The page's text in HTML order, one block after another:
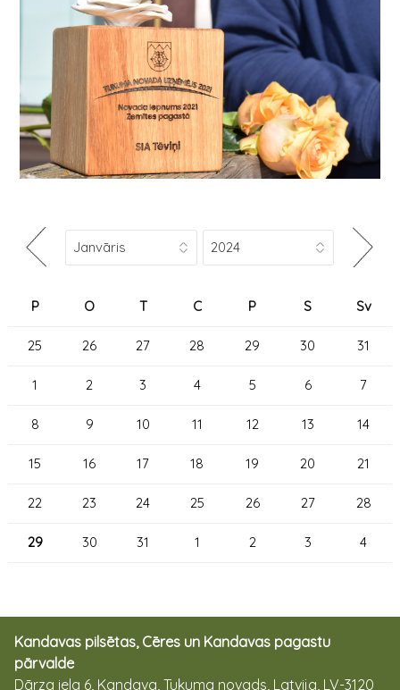
P O T C P S Sv
25 26 27 28 29 30 31
1 2 3 4 5 6 7
8 9 10 11 12 13 14
15 16 17 18 19 20 21
22 23 24 25 26 27 28
29 30 31 1 2 3 4
Kandavas pilsētas, Cēres un Kandavas pagastu
pārvalde
Dārza iela 6, Kandava, Tukuma novads, Latvija, LV-3120